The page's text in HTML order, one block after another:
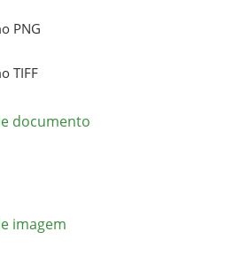
PNG
TIFF
documento
imagem